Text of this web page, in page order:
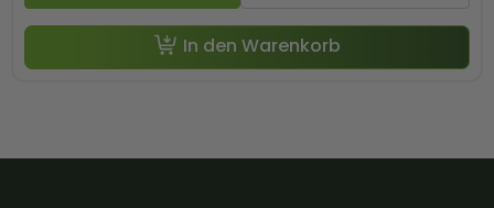
In den Warenkorb